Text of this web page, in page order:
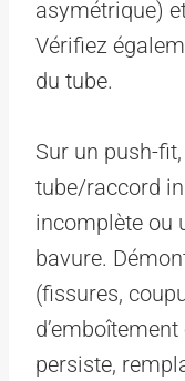
asymétrique)
Vérifiez
du tube.
Sur un push-
tube/raccord
incomplète ou
bavure.
(fissures,
persiste,